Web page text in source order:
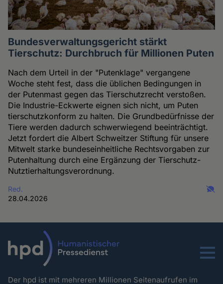
Bundesverwaltungsgericht stärkt
Tierschutz: Durchbruch für Millionen Puten
Nach dem Urteil in der "Putenklage" vergangene
Woche steht fest, dass die üblichen Bedingungen in
der Putenmast gegen das Tierschutzrecht verstoßen.
Die Industrie-Eckwerte eignen sich nicht, um Puten
tierschutzkonform zu halten. Die Grundbedürfnisse der
Tiere werden dadurch schwerwiegend beeinträchtigt.
Jetzt fordert die Albert Schweitzer Stiftung für unsere
Mitwelt starke bundeseinheitliche Rechtsvorgaben zur
Putenhaltung durch eine Ergänzung der Tierschutz-
Nutztierhaltungsverordnung.
Red.
28.04.2026
Menu
Der hpd ist mit mehreren Millionen Seitenaufrufen im